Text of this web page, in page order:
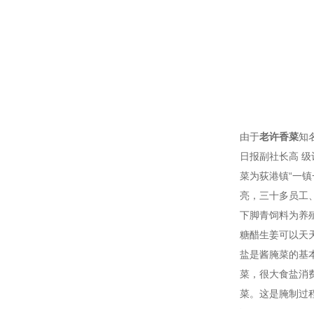
由于老许香菜知
日报副社长高
菜为荻港镇“一
亮，三十多员工
下脚青饲料为养
糖醋生姜可以天
盐是酱腌菜的基
菜，很大食盐消
菜。这是腌制过